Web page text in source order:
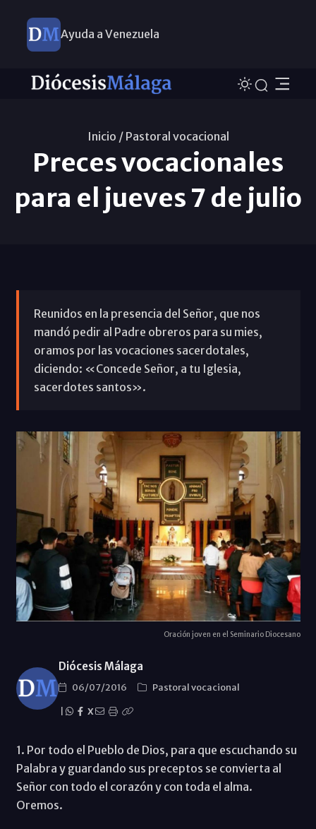
Ayuda a Venezuela
Inicio / Pastoral vocacional
Preces vocacionales
para el jueves 7 de julio
Reunidos en la presencia del Señor, que nos
mandó pedir al Padre obreros para su mies,
oramos por las vocaciones sacerdotales,
diciendo: «Concede Señor, a tu Iglesia,
sacerdotes santos».
Oración joven en el Seminario Diocesano
Diócesis Málaga
06/07/2016
Pastoral vocacional
X
1. Por todo el Pueblo de Dios, para que escuchando su
Palabra y guardando sus preceptos se convierta al
Señor con todo el corazón y con toda el alma.
Oremos.